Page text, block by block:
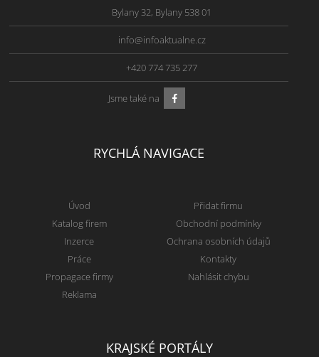
Bylany 32, Bylany 538 01
info@infoaktualne.cz
+420 774 735 277
Jsme také na
RYCHLÁ NAVIGACE
Úvod
Katalog firem
Inzerce
Práce
Propagace firmy
Reklama
Přidat firmu
Obchodní podmínky
Ochrana osobních údajů
Kontakty
Nahlásit chybu
KRAJSKÉ PORTÁLY